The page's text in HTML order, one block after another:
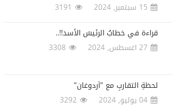
15 سبتمبر, 2024
3191
قراءة في خطابُ الرئيسَ الأسد!!..
27 اغسطس, 2024
3308
لحظةِ التقاربِ مع "أردوغان"
04 يوليو, 2024
3292